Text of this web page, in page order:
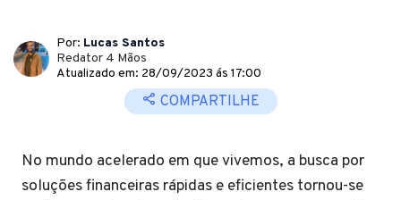
Por: Lucas Santos
Redator 4 Mãos
Atualizado em: 28/09/2023 ás 17:00
COMPARTILHE
No mundo acelerado em que vivemos, a busca por
soluções financeiras rápidas e eficientes tornou-se